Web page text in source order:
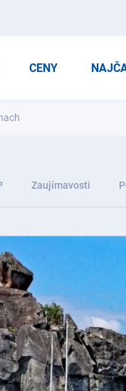
CENY
Zaujímavosti